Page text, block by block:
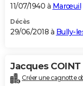
11/07/1940 à Marœuil
Décès
29/06/2018 à Bully-
Jacques COINT
Créer une cagnotte